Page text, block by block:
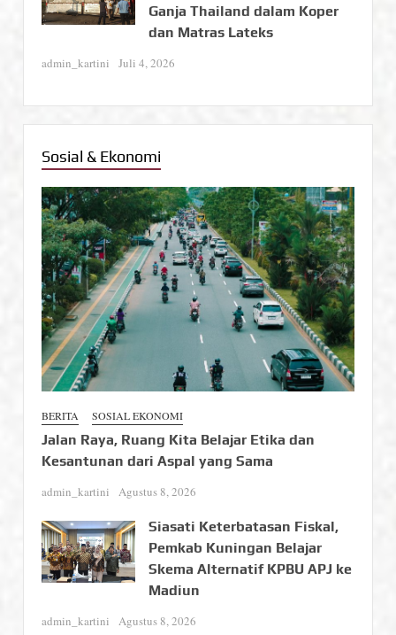
Ganja Thailand dalam Koper
dan Matras Lateks
admin_kartini Juli 4, 2026
Sosial & Ekonomi
BERITA SOSIAL EKONOMI
Jalan Raya, Ruang Kita Belajar Etika dan
Kesantunan dari Aspal yang Sama
admin_kartini Agustus 8, 2026
Siasati Keterbatasan Fiskal,
Pemkab Kuningan Belajar
Skema Alternatif KPBU APJ ke
Madiun
admin_kartini Agustus 8, 2026